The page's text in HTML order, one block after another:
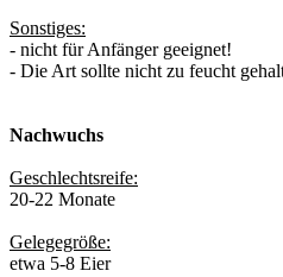
Sonstiges:
- nicht für Anfänger geeignet!
- Die Art sollte nicht zu feucht
Nachwuchs
Geschlechtsreife:
20-22 Monate
Gelegegröße:
etwa 5-8 Eier